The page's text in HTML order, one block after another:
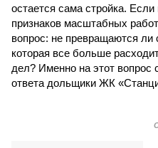
остается сама стройка.
признаков масштабных
вопрос: не превращаются ли
которая все больше
дел? Именно на этот вопрос
ответа дольщики ЖК